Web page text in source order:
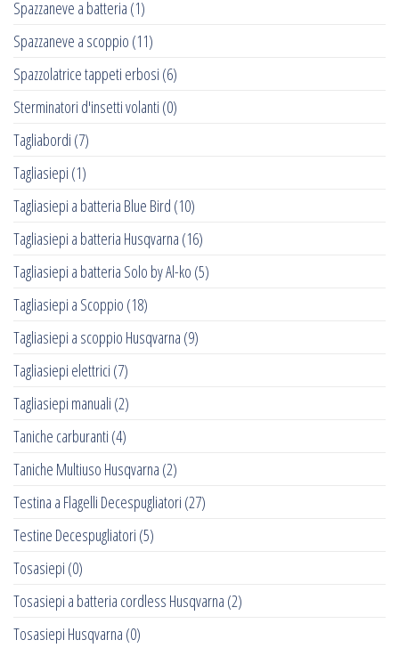
Spazzaneve a batteria (1)
Spazzaneve a scoppio (11)
Spazzolatrice tappeti erbosi (6)
Sterminatori d'insetti volanti (0)
Tagliabordi (7)
Tagliasiepi (1)
Tagliasiepi a batteria Blue Bird (10)
Tagliasiepi a batteria Husqvarna (16)
Tagliasiepi a batteria Solo by Al-ko (5)
Tagliasiepi a Scoppio (18)
Tagliasiepi a scoppio Husqvarna (9)
Tagliasiepi elettrici (7)
Tagliasiepi manuali (2)
Taniche carburanti (4)
Taniche Multiuso Husqvarna (2)
Testina a Flagelli Decespugliatori (27)
Testine Decespugliatori (5)
Tosasiepi (0)
Tosasiepi a batteria cordless Husqvarna (2)
Tosasiepi Husqvarna (0)